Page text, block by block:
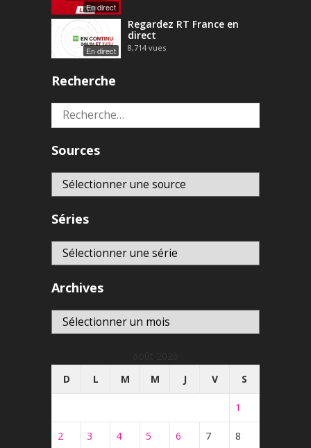
En direct
En direct
Regardez RT France en
direct
8,714 vues
Recherche
Rechercher :
Sources
Séries
Archives
Archives
D
L M M J V S
1
2 3 4 5 6 7 8